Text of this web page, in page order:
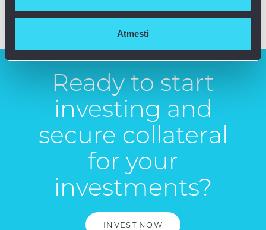
Atmesti
2026-03-20 Read more
Ready to start
investing and
secure collateral
for your
investments?
INVEST NOW